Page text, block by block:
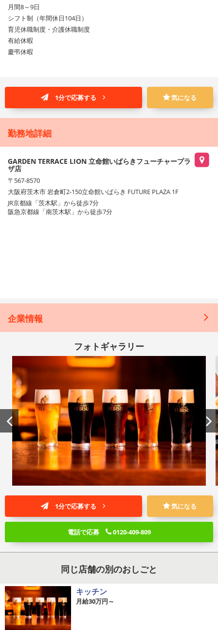
月間8～9日
シフト制（年間休日104日）
育児休職制度・介護休職制度
有給休暇
慶弔休暇
1分で応募する 気になる
勤務地詳細
GARDEN TERRACE LION 立命館いばらきフューチャープラ
ザ店
〒567-8570
大阪府茨木市 岩倉町2-150立命館いばらき FUTURE PLAZA 1F
JR京都線「茨木駅」から徒歩7分
阪急京都線「南茨木駅」から徒歩7分
企業情報
フォトギャラリー
1分で応募する 気になる
電話で応募 0120-409-809
同じ店舗の別のおしごと
キッチン
月給30万円～